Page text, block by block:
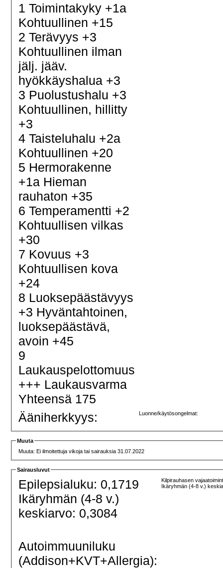
1 Toimintakyky +1a
Kohtuullinen +15
2 Terävyys +3
Kohtuullinen ilman
jälj. jääv.
hyökkäyshalua +3
3 Puolustushalu +3
Kohtuullinen, hillitty
+3
4 Taisteluhalu +2a
Kohtuullinen +20
5 Hermorakenne
+1a Hieman
rauhaton +35
6 Temperamentti +2
Kohtuullisen vilkas
+30
7 Kovuus +3
Kohtuullisen kova
+24
8 Luoksepäästävyys
+3 Hyväntahtoinen,
luoksepäästävä,
avoin +45
9
Laukauspelottomuus
+++ Laukausvarma
Yhteensä 175
Ääniherkkyys: Luonne/käytösongelmat:
Muuta
Muuta: Ei ilmoitettuja vikoja tai sairauksia 31.07.2022
Sairausluvut
Epilepsialuku: 0,1719
Ikäryhmän (4-8 v.)
keskiarvo: 0,3084
Kilpirauhasen
Ikäryhmän (4-8 v.)
Autoimmuuniluku
(Addison+KVT+Allergia):